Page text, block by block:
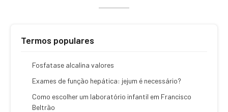
Termos populares
Fosfatase alcalina valores
Exames de função hepática: jejum é necessário?
Como escolher um laboratório infantil em Francisco
Beltrão